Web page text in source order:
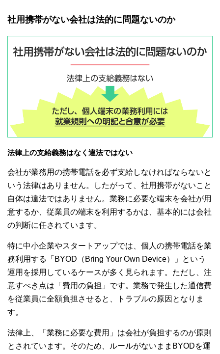
社用携帯がない会社は法的に問題ないのか
法律上の支給義務はなく違法ではない
会社が業務用の携帯電話を必ず支給しなければならないと
いう法律はありません。したがって、社用携帯がないこと
自体は違法ではありません。業務に必要な端末を会社が用
意するか、従業員の端末を利用するかは、基本的には会社
の判断に任されています。
特に中小企業やスタートアップでは、個人の携帯電話を業
務利用する「BYOD（Bring Your Own Device）」という
運用を採用しているケースが多く見られます。ただし、注
意すべき点は「費用の負担」です。業務で発生した通信費
を従業員に全額負担させると、トラブルの原因となりま
す。
法律上、「業務に必要な費用」は会社が負担するのが原則
とされています。そのため、ルールがないままBYODを運